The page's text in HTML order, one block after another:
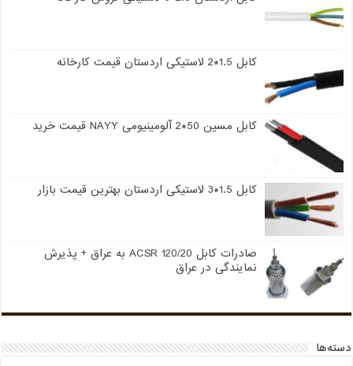
کابل 1.5*2 لاستیکی اردستان قیمت کارخانه
کابل مسین 50*2 آلومینیومی NAYY قیمت خرید
کابل 1.5*3 لاستیکی اردستان بهترین قیمت بازار
صادرات کابل 120/20 ACSR به عراق + پذیرش
نمایندگی در عراق
دسته‌ها